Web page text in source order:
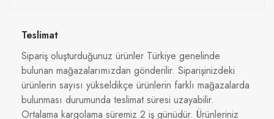
Teslimat
Sipariş oluşturduğunuz ürünler Türkiye genelinde
bulunan mağazalarımızdan gönderilir. Siparişinizdeki
ürünlerin sayısı yükseldikçe ürünlerin farklı mağazalarda
bulunması durumunda teslimat süresi uzayabilir.
Ortalama kargolama süremiz 2 iş günüdür. Ürünleriniz